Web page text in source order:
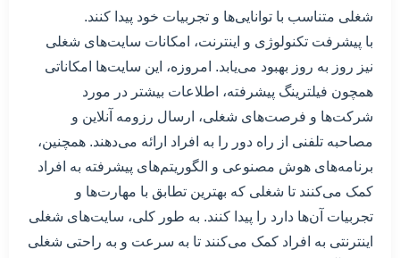
شغلی متناسب با توانایی‌ها و تجربیات خود پیدا کنند.
با پیشرفت تکنولوژی و اینترنت، امکانات سایت‌های شغلی
نیز روز به روز بهبود می‌یابد. امروزه، این سایت‌ها امکاناتی
همچون فیلترینگ پیشرفته، اطلاعات بیشتر در مورد
شرکت‌ها و فرصت‌های شغلی، ارسال رزومه آنلاین و
مصاحبه تلفنی از راه دور را به افراد ارائه می‌دهند. همچنین،
برنامه‌های هوش مصنوعی و الگوریتم‌های پیشرفته به افراد
کمک می‌کنند تا شغلی که بهترین تطابق با مهارت‌ها و
تجربیات آن‌ها دارد را پیدا کنند. به طور کلی، سایت‌های شغلی
اینترنتی به افراد کمک می‌کنند تا به سرعت و به راحتی شغلی